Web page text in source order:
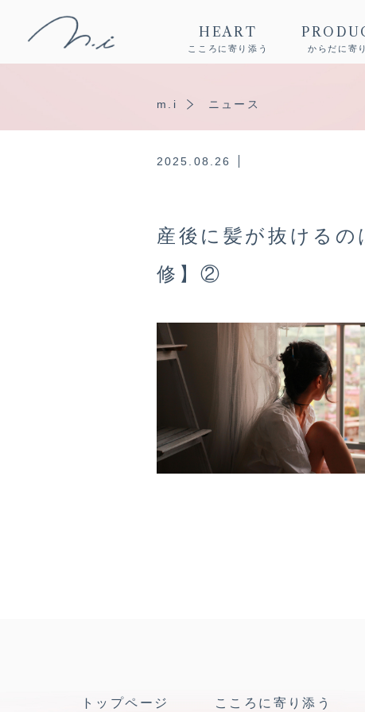
HEART
こころに寄り添う からだに寄
m.i ニュース
2025.08.26
産後に髪が抜ける
修】②
トップページ こころに寄り添う